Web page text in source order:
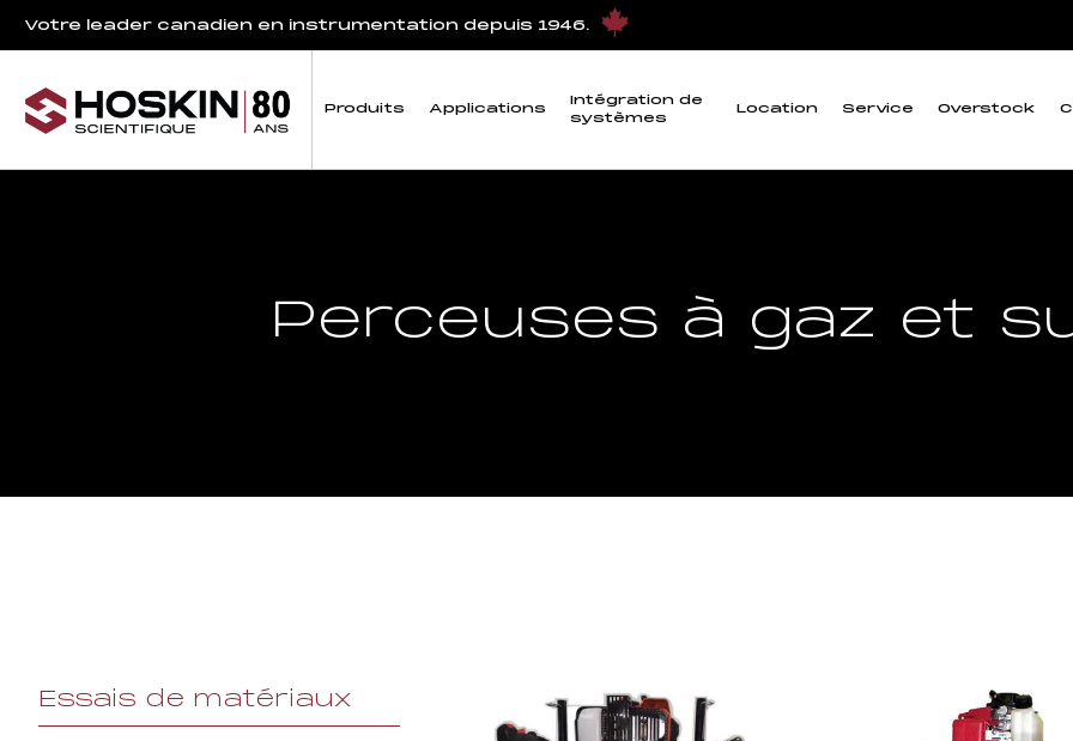
Votre leader canadien en instrumentation depuis 1946.
Produits Applications
Intégration de
systèmes
Location Service Overstock
Perceuses à gaz et
Essais de matériaux